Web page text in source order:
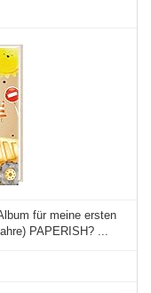
für meine ersten
PAPERISH? ...